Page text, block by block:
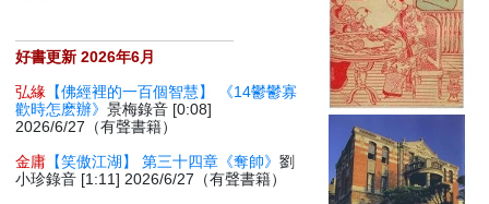
好書更新 2026年6月
弘緣 【佛經裡的一百個智慧】 《14鬱鬱寡
歡時怎麽辦》景梅錄音 [0:08]
2026/6/27（有聲書籍）
金庸 【笑傲江湖】 第三十四章《奪帥》劉
小珍錄音 [1:11] 2026/6/27（有聲書籍）